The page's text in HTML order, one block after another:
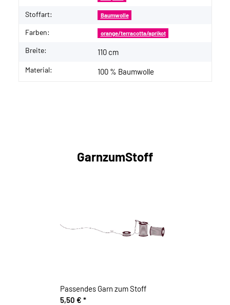
Stoffart: Baumwolle
Farben: orange/terracotta/aprikot
Breite: 110 cm
Material: 100 % Baumwolle
GarnzumStoff
Passendes Garn zum Stoff
5,50 € *